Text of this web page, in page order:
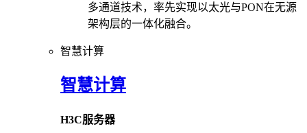
多通道技术，率先实现以太光与PON在无源
架构层的一体化融合。
智慧计算
智慧计算
H3C服务器